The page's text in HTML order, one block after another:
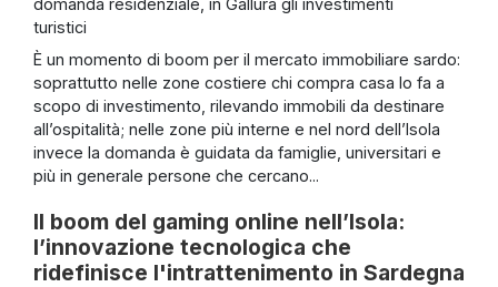
È un momento di boom per il mercato immobiliare sardo:
soprattutto nelle zone costiere chi compra casa lo fa a
scopo di investimento, rilevando immobili da destinare
all’ospitalità; nelle zone più interne e nel nord dell’Isola
invece la domanda è guidata da famiglie, universitari e
più in generale persone che cercano...
Il boom del gaming online nell’Isola:
l’innovazione tecnologica che
ridefinisce l'intrattenimento in Sardegna